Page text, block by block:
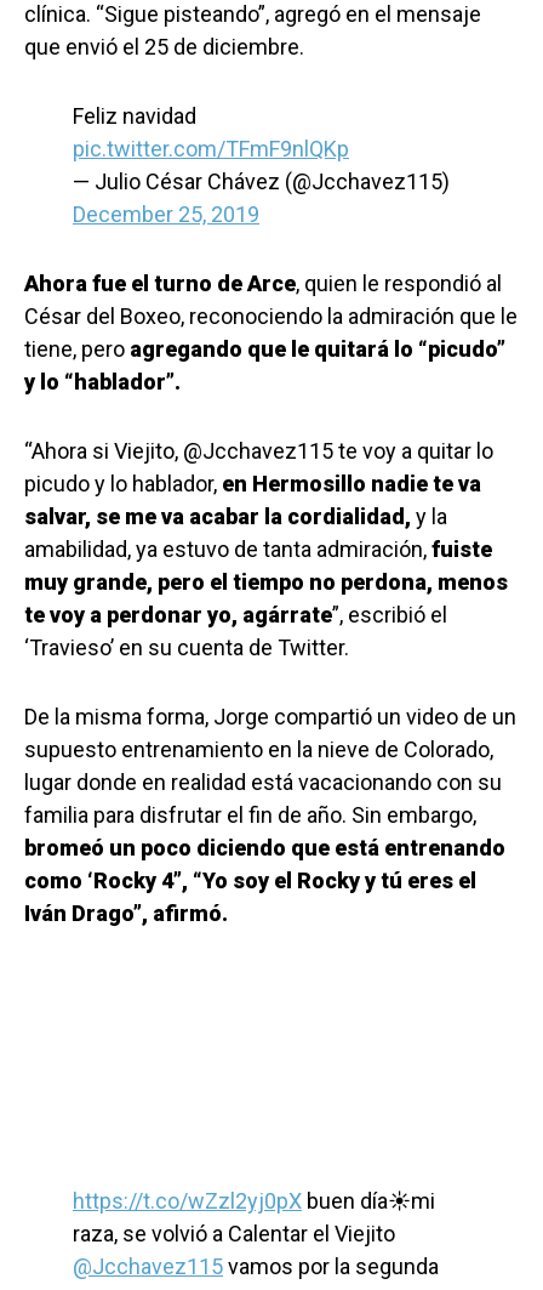
clínica. “Sigue pisteando”, agregó en el mensaje
que envió el 25 de diciembre.
Feliz navidad
pic.twitter.com/TFmF9nlQKp
— Julio César Chávez (@Jcchavez115)
December 25, 2019
Ahora fue el turno de Arce, quien le respondió al
César del Boxeo, reconociendo la admiración que le
tiene, pero agregando que le quitará lo “picudo”
y lo “hablador”.
“Ahora si Viejito, ‪@Jcchavez115 te voy a quitar lo
picudo y lo hablador, en Hermosillo nadie te va
salvar, se me va acabar la cordialidad, y la
amabilidad, ya estuvo de tanta admiración,fuiste
muy grande, pero el tiempo no perdona, menos
te voy a perdonar yo, agárrate”, escribió el
‘Travieso’ en su cuenta de Twitter.
De la misma forma, Jorge compartió un video de un
supuesto entrenamiento en la nieve de Colorado,
lugar donde en realidad está vacacionando con su
familia para disfrutar el fin de año. Sin embargo,
bromeó un poco diciendo que está entrenando
como ‘Rocky 4”, “Yo soy el Rocky y tú eres el
Iván Drago”, afirmó.
https://t.co/wZzl2yj0pX buen día☀️mi
raza, se volvió a Calentar el Viejito
@Jcchavez115vamos por la segunda